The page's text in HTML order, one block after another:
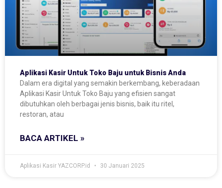
Aplikasi Kasir Untuk Toko Baju untuk Bisnis Anda
Dalam era digital yang semakin berkembang, keberadaan
Aplikasi Kasir Untuk Toko Baju yang efisien sangat
dibutuhkan oleh berbagai jenis bisnis, baik itu ritel,
restoran, atau
BACA ARTIKEL »
Aplikasi Kasir YAZCORP.id 30 Januari 2025